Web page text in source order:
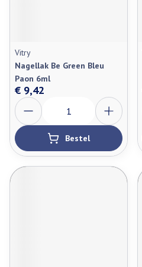
Vitry
Nagellak Be Green Bleu
Paon 6ml
€ 9,42
Aantal
Bestel